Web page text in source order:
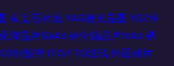
蓝宝石衬底 YAG激光晶圆 YSZ单
镓晶片GaAs 砷化铟晶片InAs 磷
钽酸锂 ITO/FTO玻璃 外延硅片